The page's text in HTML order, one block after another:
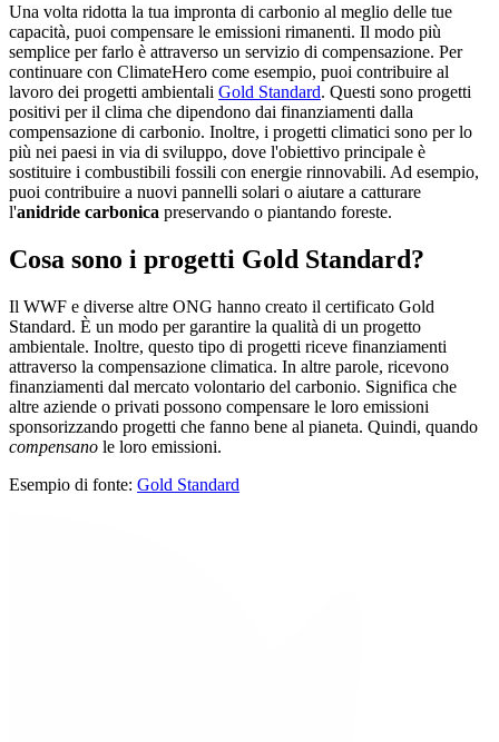
Una volta ridotta la tua impronta di carbonio al meglio delle tue
capacità, puoi compensare le emissioni rimanenti. Il modo più
semplice per farlo è attraverso un servizio di compensazione. Per
continuare con ClimateHero come esempio, puoi contribuire al
lavoro dei progetti ambientali Gold Standard. Questi sono progetti
positivi per il clima che dipendono dai finanziamenti dalla
compensazione di carbonio. Inoltre, i progetti climatici sono per lo
più nei paesi in via di sviluppo, dove l'obiettivo principale è
sostituire i combustibili fossili con energie rinnovabili. Ad esempio,
puoi contribuire a nuovi pannelli solari o aiutare a catturare
l'anidride carbonica preservando o piantando foreste.
Cosa sono i progetti Gold Standard?
Il WWF e diverse altre ONG hanno creato il certificato Gold
Standard. È un modo per garantire la qualità di un progetto
ambientale. Inoltre, questo tipo di progetti riceve finanziamenti
attraverso la compensazione climatica. In altre parole, ricevono
finanziamenti dal mercato volontario del carbonio. Significa che
altre aziende o privati possono compensare le loro emissioni
sponsorizzando progetti che fanno bene al pianeta. Quindi, quando
compensano le loro emissioni.
Esempio di fonte: Gold Standard